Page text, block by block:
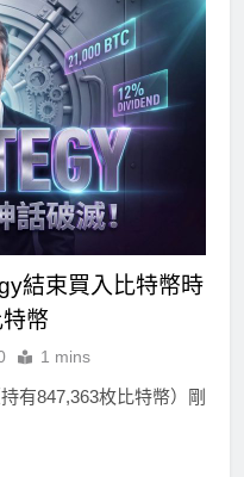
結束買入比特幣時
幣
1 mins
有847,363枚比特幣）剛